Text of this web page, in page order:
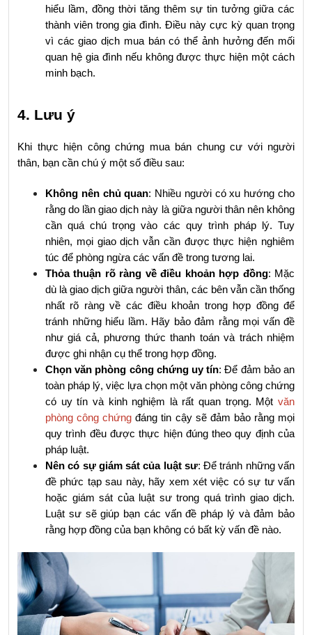
hiểu lầm, đồng thời tăng thêm sự tin tưởng giữa các
thành viên trong gia đình. Điều này cực kỳ quan trọng
vì các giao dịch mua bán có thể ảnh hưởng đến mối
quan hệ gia đình nếu không được thực hiện một cách
minh bạch.
4. Lưu ý
Khi thực hiện công chứng mua bán chung cư với người
thân, bạn cần chú ý một số điều sau:
Không nên chủ quan: Nhiều người có xu hướng cho
rằng do lần giao dịch này là giữa người thân nên không
cần quá chú trọng vào các quy trình pháp lý. Tuy
nhiên, mọi giao dịch vẫn cần được thực hiện nghiêm
túc để phòng ngừa các vấn đề trong tương lai.
Thỏa thuận rõ ràng về điều khoản hợp đồng: Mặc
dù là giao dịch giữa người thân, các bên vẫn cần thống
nhất rõ ràng về các điều khoản trong hợp đồng để
tránh những hiểu lầm. Hãy bảo đảm rằng mọi vấn đề
như giá cả, phương thức thanh toán và trách nhiệm
được ghi nhận cụ thể trong hợp đồng.
Chọn văn phòng công chứng uy tín: Để đảm bảo an
toàn pháp lý, việc lựa chọn một văn phòng công chứng
có uy tín và kinh nghiệm là rất quan trọng. Một văn
phòng công chứng đáng tin cậy sẽ đảm bảo rằng mọi
quy trình đều được thực hiện đúng theo quy định của
pháp luật.
Nên có sự giám sát của luật sư: Để tránh những vấn
đề phức tạp sau này, hãy xem xét việc có sự tư vấn
hoặc giám sát của luật sư trong quá trình giao dịch.
Luật sư sẽ giúp bạn các vấn đề pháp lý và đảm bảo
rằng hợp đồng của bạn không có bất kỳ vấn đề nào.